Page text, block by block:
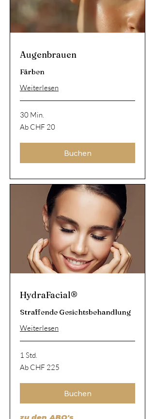
Augenbrauen
Färben
Weiterlesen
30 Min.
Ab
20
Ab CHF 20
Buchen
HydraFacial®
Straffende Gesichtsbehandlung
Weiterlesen
1 Std.
Ab
225
Ab CHF 225
Buchen